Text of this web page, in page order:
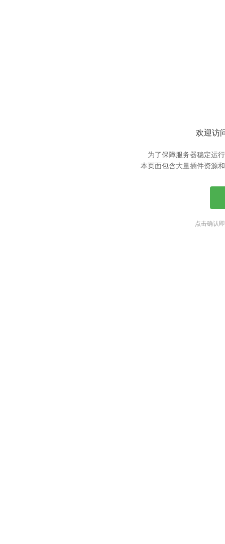
欢迎访
为了保障服务器稳定运
本页面包含大量插件资源
点击确认